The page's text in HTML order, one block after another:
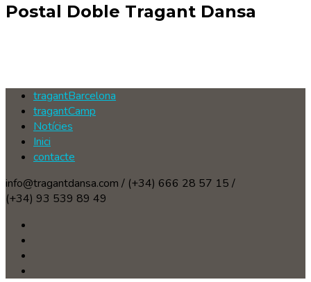
Postal Doble Tragant Dansa
tragantBarcelona
tragantCamp
Notícies
Inici
contacte
info@tragantdansa.com / (+34) 666 28 57 15 /
(+34) 93 539 89 49